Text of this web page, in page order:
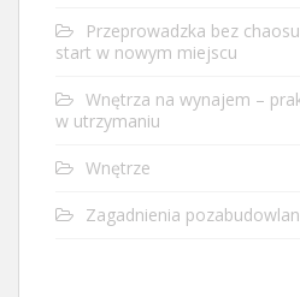
Przeprowadzka bez
start w nowym miejscu
Wnętrza na wynajem –
w utrzymaniu
Wnętrze
Zagadnienia